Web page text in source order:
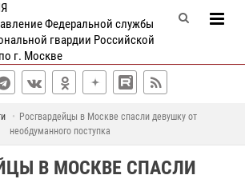
Федеральной службы
гвардии Российской
г. Москве
Росгвардейцы в Москве спасли девушку от
необдуманного поступка
В МОСКВЕ СПАСЛИ